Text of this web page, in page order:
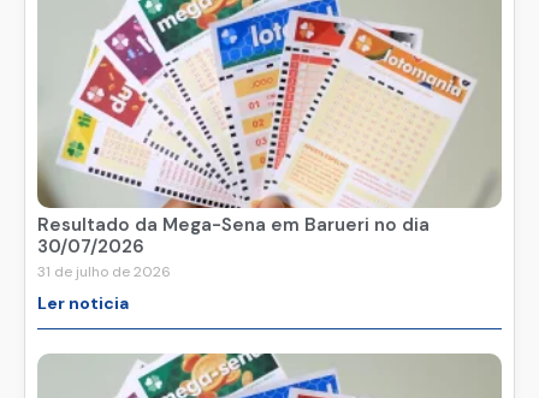
Resultado da Mega-Sena em Barueri no dia
30/07/2026
31 de julho de 2026
Ler noticia